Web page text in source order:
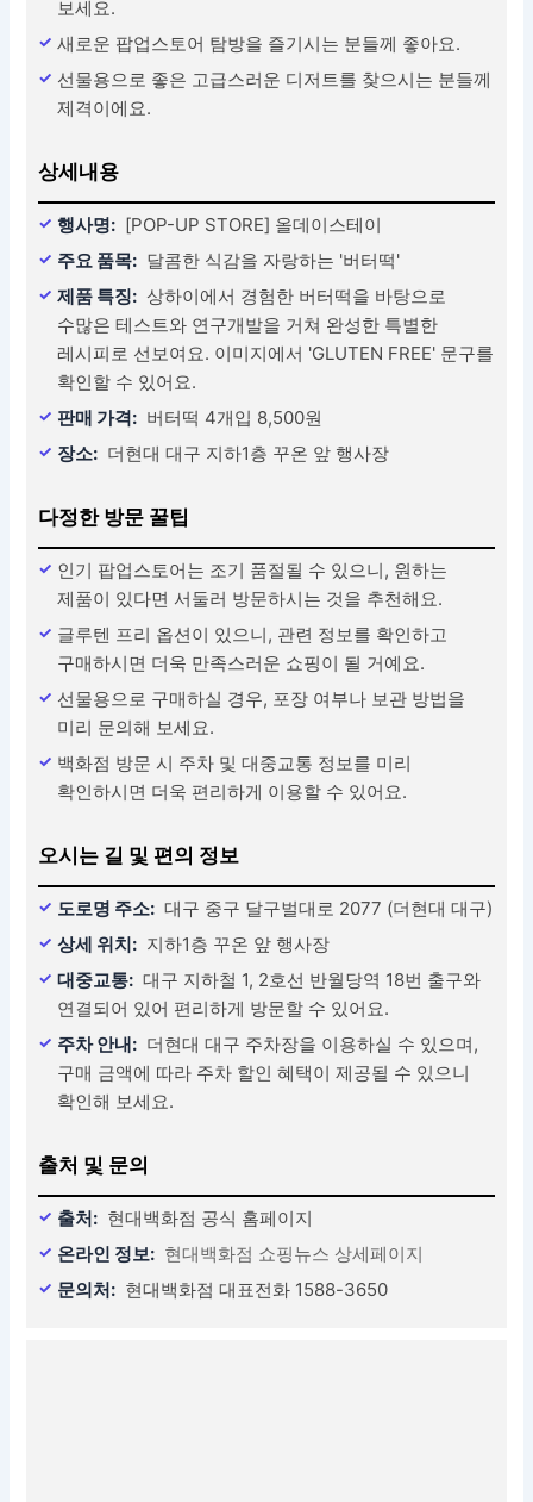
보세요.
새로운 팝업스토어 탐방을 즐기시는 분들께 좋아요.
선물용으로 좋은 고급스러운 디저트를 찾으시는 분들께
제격이에요.
상세내용
행사명: [POP-UP STORE] 올데이스테이
주요 품목: 달콤한 식감을 자랑하는 '버터떡'
제품 특징: 상하이에서 경험한 버터떡을 바탕으로
수많은 테스트와 연구개발을 거쳐 완성한 특별한
레시피로 선보여요. 이미지에서 'GLUTEN FREE' 문구를
확인할 수 있어요.
판매 가격: 버터떡 4개입 8,500원
장소: 더현대 대구 지하1층 꾸온 앞 행사장
다정한 방문 꿀팁
인기 팝업스토어는 조기 품절될 수 있으니, 원하는
제품이 있다면 서둘러 방문하시는 것을 추천해요.
글루텐 프리 옵션이 있으니, 관련 정보를 확인하고
구매하시면 더욱 만족스러운 쇼핑이 될 거예요.
선물용으로 구매하실 경우, 포장 여부나 보관 방법을
미리 문의해 보세요.
백화점 방문 시 주차 및 대중교통 정보를 미리
확인하시면 더욱 편리하게 이용할 수 있어요.
오시는 길 및 편의 정보
도로명 주소: 대구 중구 달구벌대로 2077 (더현대 대구)
상세 위치: 지하1층 꾸온 앞 행사장
대중교통: 대구 지하철 1, 2호선 반월당역 18번 출구와
연결되어 있어 편리하게 방문할 수 있어요.
주차 안내: 더현대 대구 주차장을 이용하실 수 있으며,
구매 금액에 따라 주차 할인 혜택이 제공될 수 있으니
확인해 보세요.
출처 및 문의
출처: 현대백화점 공식 홈페이지
온라인 정보: 현대백화점 쇼핑뉴스 상세페이지
문의처: 현대백화점 대표전화 1588-3650